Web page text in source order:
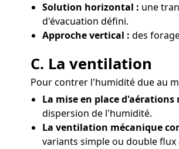
Solution horizontal : une
d'évacuation défini.
Approche vertical : des
C. La ventilation
Pour contrer l'humidité due au
La mise en place d'aérations
dispersion de l'humidité.
La ventilation mécanique
variants simple ou double flux